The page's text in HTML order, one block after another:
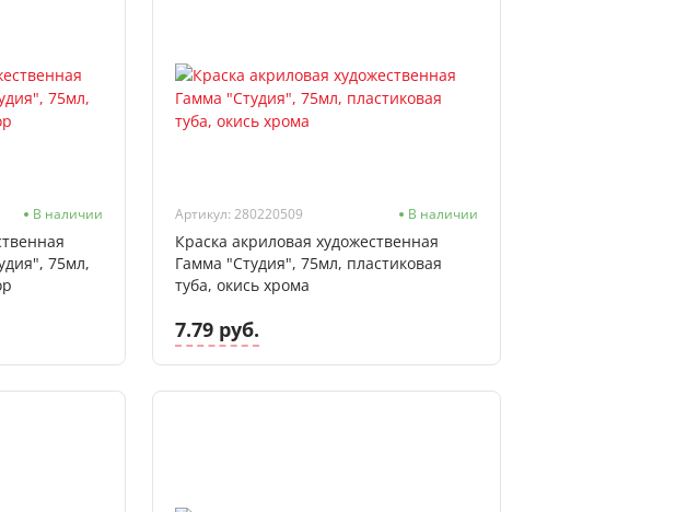
В наличии
75мл,
Артикул: 280220509 В наличии
Краска акриловая художественная
Гамма "Студия", 75мл, пластиковая
туба, окись хрома
7.79 руб.